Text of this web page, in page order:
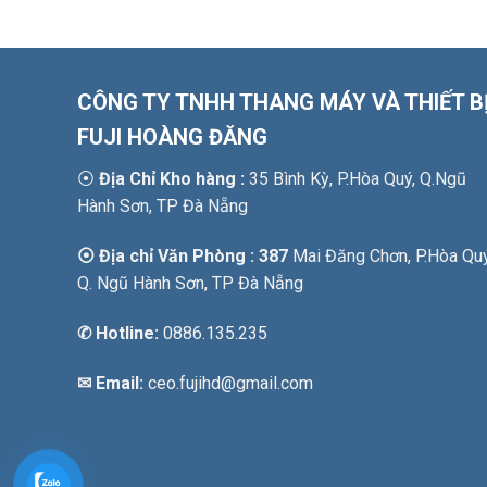
CÔNG TY TNHH THANG MÁY VÀ THIẾT
FUJI HOÀNG ĐĂNG
⦿ Địa Chỉ Kho hàng : 35 Bình Kỳ, P.Hòa Quý, Q.Ngũ
Hành Sơn, TP Đà Nẵng
⦿ Địa chỉ Văn Phòng : 387 Mai Đăng Chơn, P.Hòa
Q. Ngũ Hành Sơn, TP Đà Nẵng
✆Hotline: 0886.135.235
✉ Email: ceo.fujihd@gmail.com